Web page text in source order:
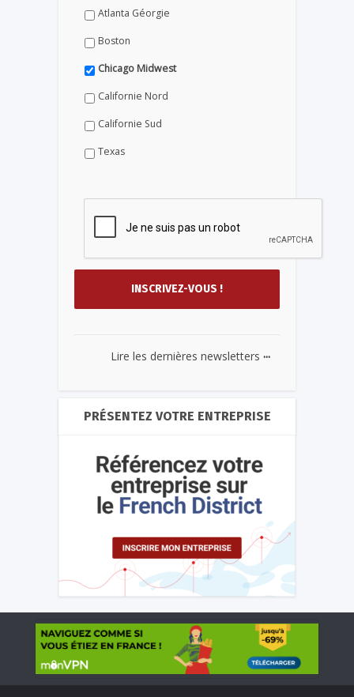
Atlanta Géorgie
Boston
Chicago Midwest
Californie Nord
Californie Sud
Texas
Lire les dernières newsletters ...
PRÉSENTEZ VOTRE ENTREPRISE